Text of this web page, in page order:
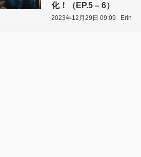
化！（EP.5 – 6）
2023年12月29日 09:09 Erin